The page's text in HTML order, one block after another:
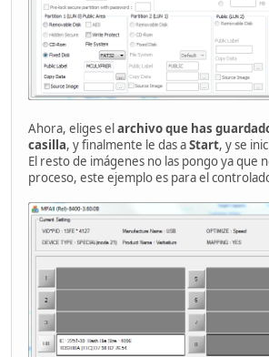
Ahora, eliges elarchivo que has
casilla, y finalmente le das aStart, y se
El resto de imágenes no las pongo ya que
proceso, este ejemplo es para el